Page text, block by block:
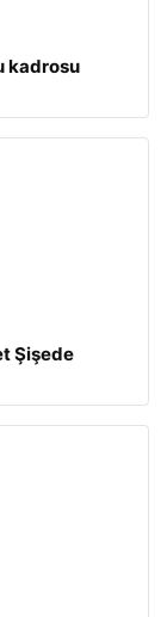
kadrosu
Şişede